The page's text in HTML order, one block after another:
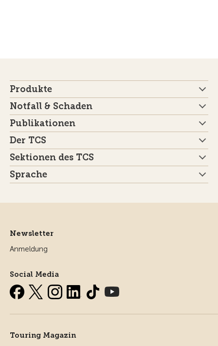
Produkte
Notfall & Schaden
Publikationen
Der TCS
Sektionen des TCS
Sprache
Newsletter
Anmeldung
Social Media
Touring Magazin